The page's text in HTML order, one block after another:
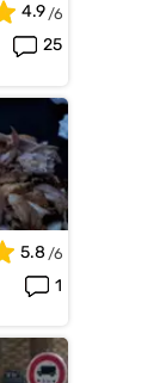
4.9
25
5.8
1